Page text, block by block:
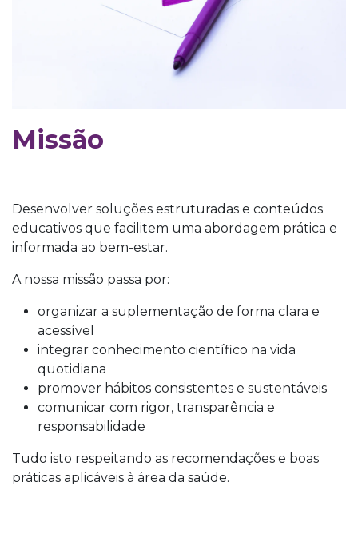
Missão
Desenvolver soluções estruturadas e conteúdos
educativos que facilitem uma abordagem prática e
informada ao bem-estar.
A nossa missão passa por:
organizar a suplementação de forma clara e
acessível
integrar conhecimento científico na vida
quotidiana
promover hábitos consistentes e sustentáveis
comunicar com rigor, transparência e
responsabilidade
Tudo isto respeitando as recomendações e boas
práticas aplicáveis à área da saúde.